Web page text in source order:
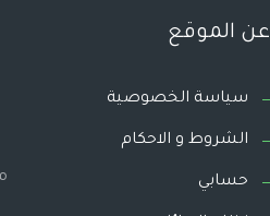
عن الموقع
سياسة الخصوصية
الشروط و الاحكام
حسابي